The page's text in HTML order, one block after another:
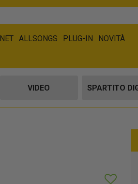
ALLSONGS PLUG-IN
NOVITÀ
VIDEO SPARTITO